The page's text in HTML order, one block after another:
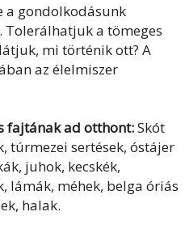
a gondolkodásunk
Tolerálhatjuk a tömeges
mi történik ott? A
az élelmiszer
fajtának ad otthont:Skót
túrmezei sertések, óstájer
juhok, kecskék,
lámák, méhek, belga óriás
halak.